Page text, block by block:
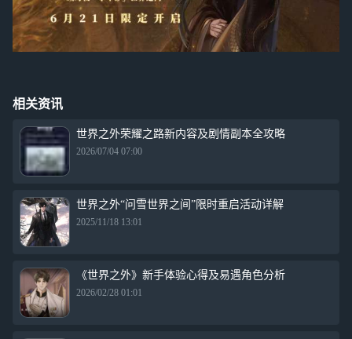
相关资讯
世界之外荣耀之路新内容及剧情副本全攻略
2026/07/04 07:00
世界之外“问雪世界之间”限时重启活动详解
2025/11/18 13:01
《世界之外》新手体验心得及易遇角色分析
2026/02/28 01:01